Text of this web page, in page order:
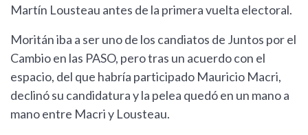
Martín Lousteau antes de la primera vuelta electoral.
Moritán iba a ser uno de los candiatos de Juntos por el
Cambio en las PASO, pero tras un acuerdo con el
espacio, del que habría participado Mauricio Macri,
declinó su candidatura y la pelea quedó en un mano a
mano entre Macri y Lousteau.